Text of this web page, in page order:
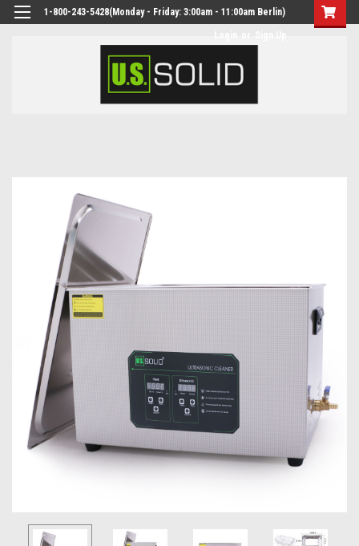
1-800-243-5428(Monday - Friday: 3:00am - 11:00am Berlin)